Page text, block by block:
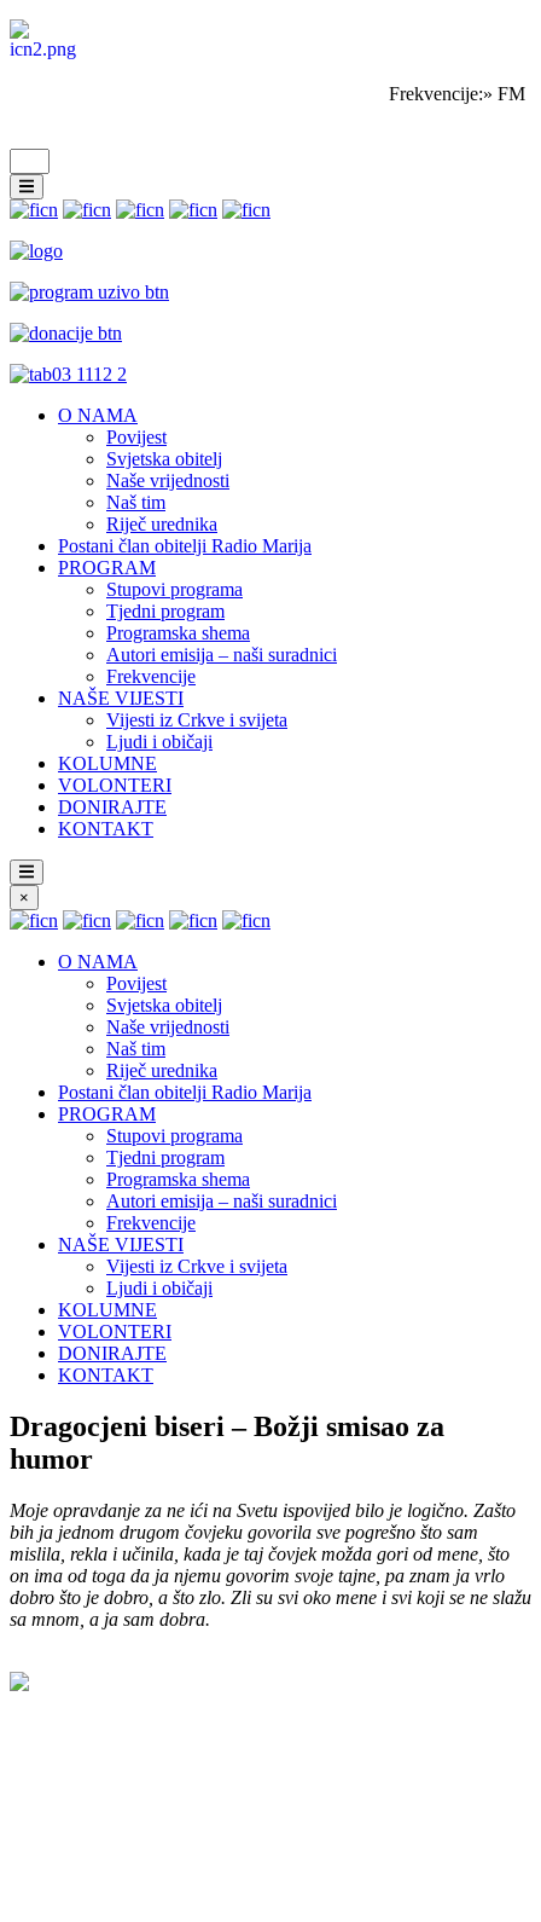
Frekvencije:» FM
O NAMA
Povijest
Svjetska obitelj
Naše vrijednosti
Naš tim
Riječ urednika
Postani član obitelji Radio Marija
PROGRAM
Stupovi programa
Tjedni program
Programska shema
Autori emisija – naši suradnici
Frekvencije
NAŠE VIJESTI
Vijesti iz Crkve i svijeta
Ljudi i običaji
KOLUMNE
VOLONTERI
DONIRAJTE
KONTAKT
×
O NAMA
Povijest
Svjetska obitelj
Naše vrijednosti
Naš tim
Riječ urednika
Postani član obitelji Radio Marija
PROGRAM
Stupovi programa
Tjedni program
Programska shema
Autori emisija – naši suradnici
Frekvencije
NAŠE VIJESTI
Vijesti iz Crkve i svijeta
Ljudi i običaji
KOLUMNE
VOLONTERI
DONIRAJTE
KONTAKT
Dragocjeni biseri – Božji smisao za
humor
Moje opravdanje za ne ići na Svetu ispovijed bilo je logično. Zašto
bih ja jednom drugom čovjeku govorila sve pogrešno što sam
mislila, rekla i učinila, kada je taj čovjek možda gori od mene, što
on ima od toga da ja njemu govorim svoje tajne, pa znam ja vrlo
dobro što je dobro, a što zlo. Zli su svi oko mene i svi koji se ne slažu
sa mnom, a ja sam dobra.